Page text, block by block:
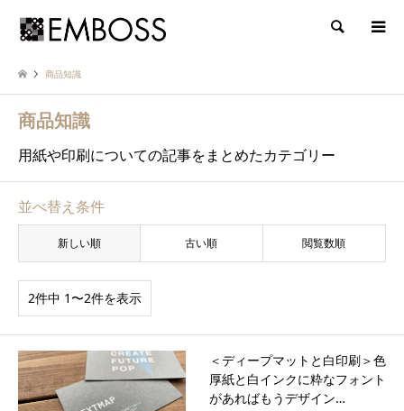
検索
商品知識
商品知識
用紙や印刷についての記事をまとめたカテゴリー
並べ替え条件
新しい順 古い順 閲覧数順
2件中 1〜2件を表示
＜ディープマットと白印刷＞色
厚紙と白インクに粋なフォント
があればもうデザイン…